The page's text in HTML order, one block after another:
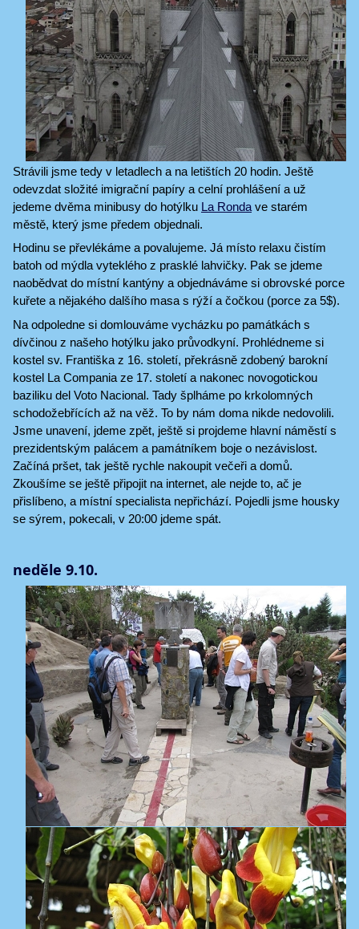
Strávili jsme tedy v letadlech a na letištích 20 hodin. Ještě
odevzdat složité imigrační papíry a celní prohlášení a už
jedeme dvěma minibusy do hotýlku La Ronda ve starém
městě, který jsme předem objednali.
Hodinu se převlékáme a povalujeme. Já místo relaxu čistím
batoh od mýdla vyteklého z prasklé lahvičky. Pak se jdeme
naobědvat do místní kantýny a objednáváme si obrovské porce
kuřete a nějakého dalšího masa s rýží a čočkou (porce za 5$).
Na odpoledne si domlouváme vycházku po památkách s
dívčinou z našeho hotýlku jako průvodkyní. Prohlédneme si
kostel sv. Františka z 16. století, překrásně zdobený barokní
kostel La Compania ze 17. století a nakonec novogotickou
baziliku del Voto Nacional. Tady šplháme po krkolomných
schodožebřících až na věž. To by nám doma nikde nedovolili.
Jsme unavení, jdeme zpět, ještě si projdeme hlavní náměstí s
prezidentským palácem a památníkem boje o nezávislost.
Začíná pršet, tak ještě rychle nakoupit večeři a domů.
Zkoušíme se ještě připojit na internet, ale nejde to, ač je
přislíbeno, a místní specialista nepřichází. Pojedli jsme housky
se sýrem, pokecali, v 20:00 jdeme spát.
neděle 9.10.